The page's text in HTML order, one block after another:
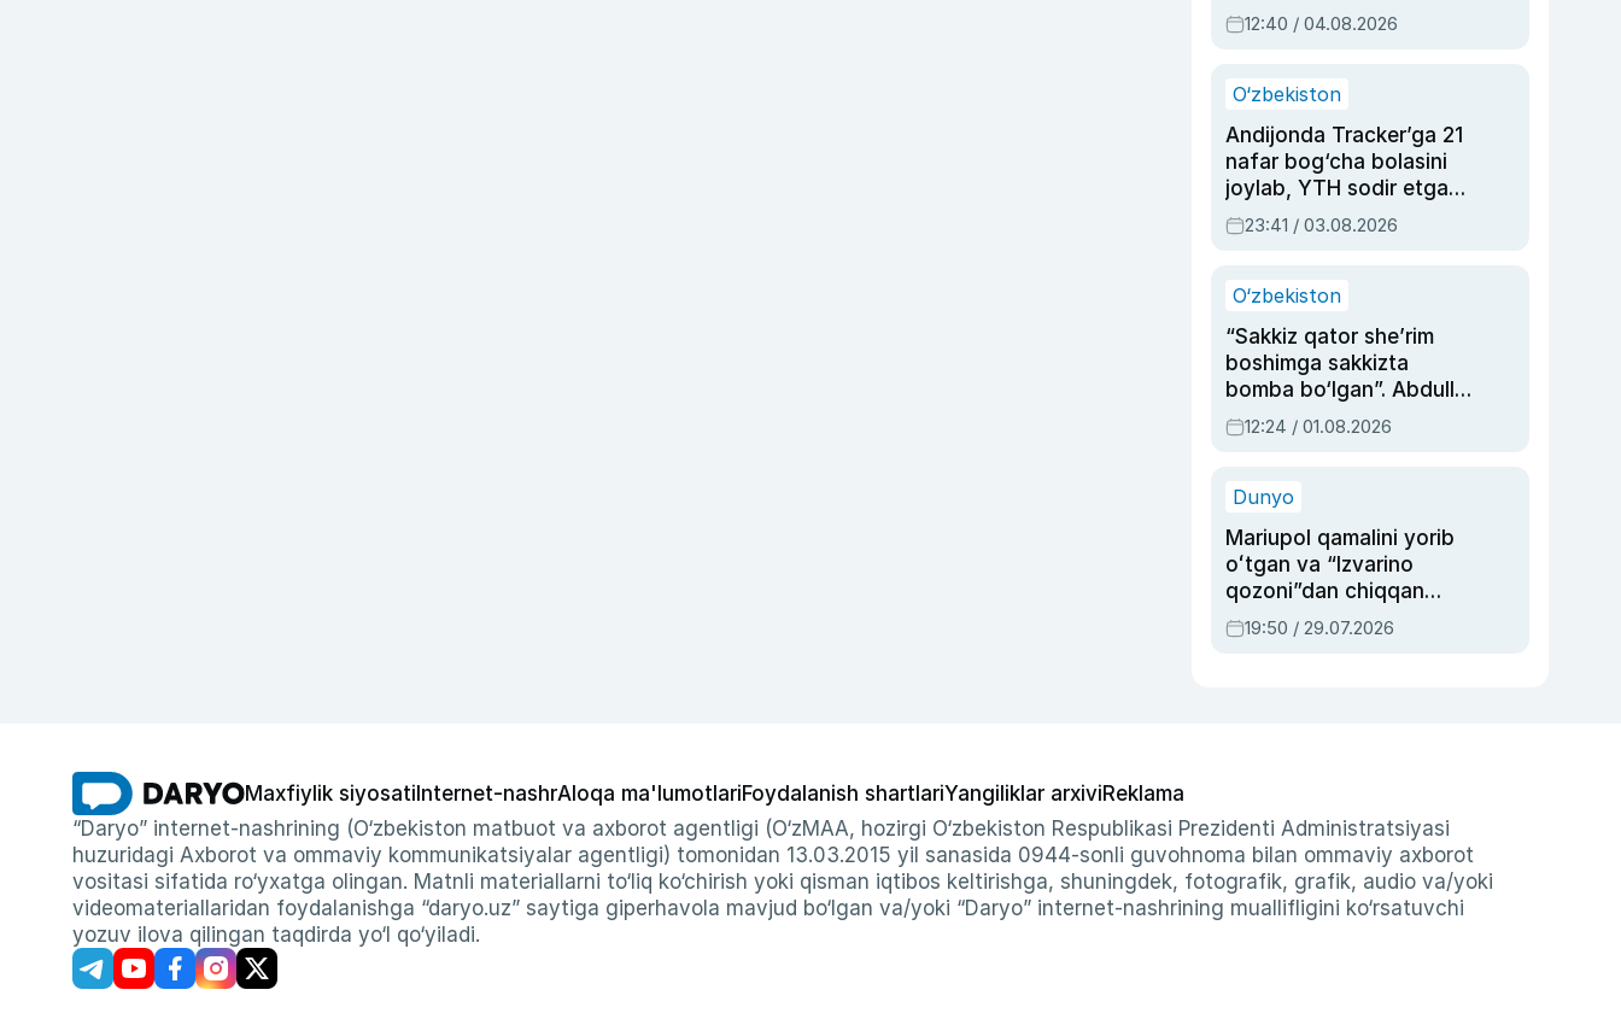
intellektni boshqara
olmay qolishidan xavotir
12:40 / 04.08.2026
O‘zbekiston
Andijonda Tracker’ga 21
nafar bog‘cha bolasini
joylab, YTH sodir etgan
ayolga sud hukmi o‘qildi
23:41 / 03.08.2026
O‘zbekiston
“Sakkiz qator she’rim
boshimga sakkizta
bomba bo‘lgan”. Abdulla
Oripovni siyosiy
ayblovlardan asrab
12:24 / 01.08.2026
Dunyo
Mariupol qamalini yorib
oʻtgan va “Izvarino
qozoni”dan chiqqan
qahramon — Ukraina
armiyasi bosh
19:50 / 29.07.2026
Maxfiylik siyosati Internet-nashrAloqa ma'lumotlariFoydalanish shartlariYangiliklar arxiviReklama
“Daryo” internet-nashrining (O‘zbekiston matbuot va axborot agentligi (O‘zMAA, hozirgi O‘zbekiston Respublikasi Prezidenti Administratsiyasi
huzuridagi Axborot va ommaviy kommunikatsiyalar agentligi) tomonidan 13.03.2015 yil sanasida 0944-sonli guvohnoma bilan ommaviy axborot
vositasi sifatida ro‘yxatga olingan. Matnli materiallarni to‘liq ko‘chirish yoki qisman iqtibos keltirishga, shuningdek, fotografik, grafik, audio va/yoki
videomateriallaridan foydalanishga “daryo.uz” saytiga giperhavola mavjud bo‘lgan va/yoki “Daryo” internet-nashrining muallifligini ko‘rsatuvchi
yozuv ilova qilingan taqdirda yo‘l qo‘yiladi.